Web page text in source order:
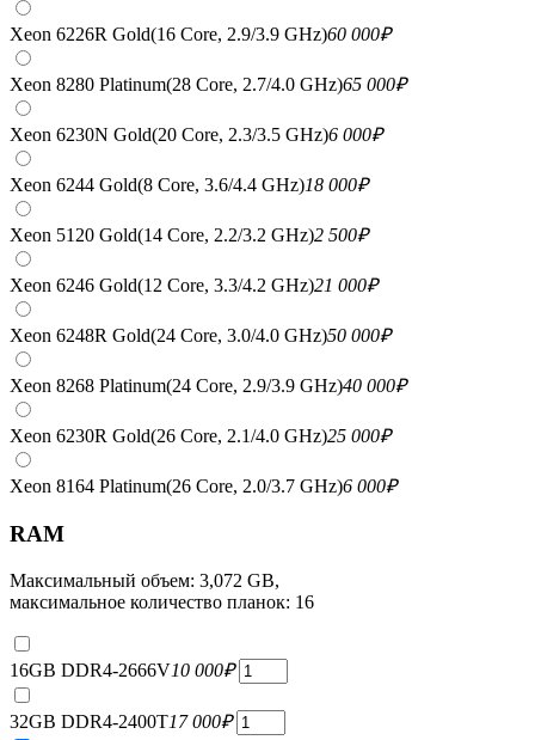
Xeon 6226R Gold(16 Core, 2.9/3.9 GHz)60 000₽
Xeon 8280 Platinum(28 Core, 2.7/4.0 GHz)65 000₽
Xeon 6230N Gold(20 Core, 2.3/3.5 GHz)6 000₽
Xeon 6244 Gold(8 Core, 3.6/4.4 GHz)18 000₽
Xeon 5120 Gold(14 Core, 2.2/3.2 GHz)2 500₽
Xeon 6246 Gold(12 Core, 3.3/4.2 GHz)21 000₽
Xeon 6248R Gold(24 Core, 3.0/4.0 GHz)50 000₽
Xeon 8268 Platinum(24 Core, 2.9/3.9 GHz)40 000₽
Xeon 6230R Gold(26 Core, 2.1/4.0 GHz)25 000₽
Xeon 8164 Platinum(26 Core, 2.0/3.7 GHz)6 000₽
RAM
Максимальный объем: 3,072 GB,
максимальное количество планок: 16
16GB DDR4-2666V10 000₽
32GB DDR4-2400T17 000₽